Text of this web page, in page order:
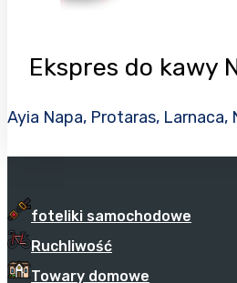
Ekspres do kawy
Ayia Napa, Protaras, Larnaca,
foteliki samochodowe
Ruchliwość
Towary domowe